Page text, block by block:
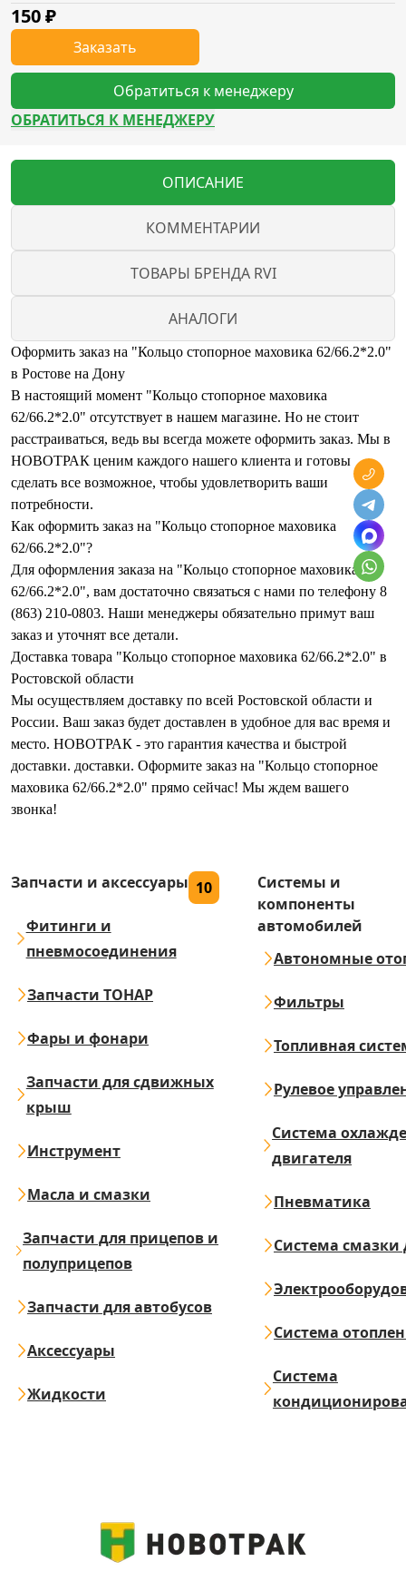
150₽
Заказать
Обратиться к менеджеру
ОБРАТИТЬСЯ К МЕНЕДЖЕРУ
ОПИСАНИЕ
КОММЕНТАРИИ
ТОВАРЫ БРЕНДА RVI
АНАЛОГИ
Оформить заказ на "Кольцо стопорное маховика 62/66.2*2.0"
в Ростове на Дону
В настоящий момент "Кольцо стопорное маховика
62/66.2*2.0" отсутствует в нашем магазине. Но не стоит
расстраиваться, ведь вы всегда можете оформить заказ. Мы в
НОВОТРАК ценим каждого нашего клиента и готовы
сделать все возможное, чтобы удовлетворить ваши
потребности.
Как оформить заказ на "Кольцо стопорное маховика
62/66.2*2.0"?
Для оформления заказа на "Кольцо стопорное маховика
62/66.2*2.0", вам достаточно связаться с нами по телефону 8
(863) 210-0803. Наши менеджеры обязательно примут ваш
заказ и уточнят все детали.
Доставка товара "Кольцо стопорное маховика 62/66.2*2.0" в
Ростовской области
Мы осуществляем доставку по всей Ростовской области и
России. Ваш заказ будет доставлен в удобное для вас время и
место. НОВОТРАК - это гарантия качества и быстрой
доставки. доставки. Оформите заказ на "Кольцо стопорное
маховика 62/66.2*2.0" прямо сейчас! Мы ждем вашего
звонка!
Запчасти и аксессуары 10
Фитинги и
пневмосоединения
Запчасти ТОНАР
Фары и фонари
Запчасти для сдвижных
крыш
Инструмент
Масла и смазки
Запчасти для прицепов и
полуприцепов
Запчасти для автобусов
Аксессуары
Жидкости
Системы и
компоненты
автомобилей
Автономные
Фильтры
Топливная
Рулевое
Система
двигателя
Пневматика
Система смазки
Система
Система